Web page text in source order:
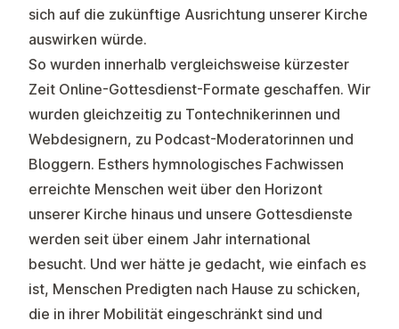
sich auf die zukünftige Ausrichtung unserer Kirche
auswirken würde.
So wurden innerhalb vergleichsweise kürzester
Zeit Online-Gottesdienst-Formate geschaffen. Wir
wurden gleichzeitig zu Tontechnikerinnen und
Webdesignern, zu Podcast-Moderatorinnen und
Bloggern. Esthers hymnologisches Fachwissen
erreichte Menschen weit über den Horizont
unserer Kirche hinaus und unsere Gottesdienste
werden seit über einem Jahr international
besucht. Und wer hätte je gedacht, wie einfach es
ist, Menschen Predigten nach Hause zu schicken,
die in ihrer Mobilität eingeschränkt sind und